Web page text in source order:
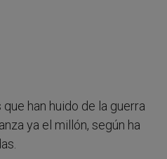
han huido de la guerra
ya el millón, según ha